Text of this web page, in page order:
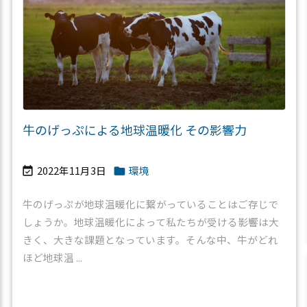
牛のげっぷによる地球温暖化 その影響力
 2022年11月3日  環境
牛のげっぷが地球温暖化に繋がっていることはご存じで
しょうか。地球温暖化によって私たちが受ける影響は大
きく、大きな課題となっています。そんな中、牛がどれ
ほど地球温 ...